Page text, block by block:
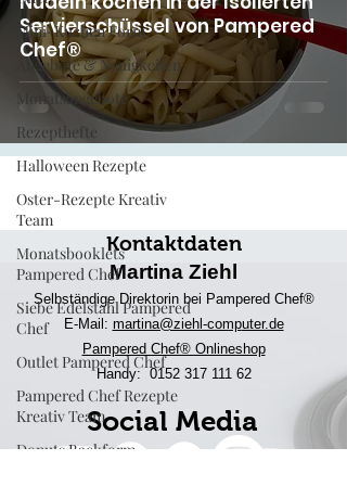
Mini-Kuchen Form
Angebote & Neuigkeiten
Monatsangebote
Rezepthefte
Halloween Rezepte
Oster-Rezepte Kreativ
Team
Monatsbooklets
Pampered Chef
Siebe Edelstahl Pampered
Chef
Outlet Pampered Chef
Pampered Chef Rezepte
Kreativ Team
Donuts Backform
Servierschüssel von Pampered
Chef®
Kontaktdaten
Martina Ziehl
Selbständige Direktorin bei Pampered Chef®
E-Mail: martina@ziehl-computer.de
Pampered Chef® Onlineshop
Handy: 0152 317 111 62
Social Media